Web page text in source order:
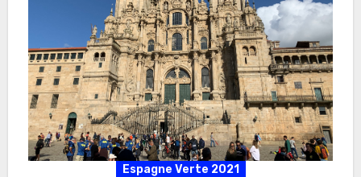
Espagne Verte 2021